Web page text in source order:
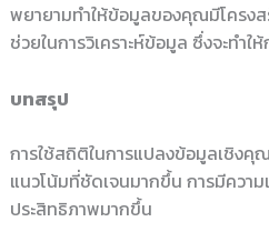
พยายามทำให้ข้อมูลของคุณมีโครงส
ช่วยในการวิเคราะห์ข้อมูล ซึ่งจะทำ
บทสรุป
การใช้สถิติในการแปลงข้อมูลเชิง
แนวโน้มที่ชัดเจนมากขึ้น การมีความ
ประสิทธิภาพมากขึ้น